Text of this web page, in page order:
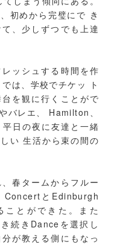
初めから完璧にで き
、少しずつでも上達
ッシュする時間を作
は、学校でチケッ ト
を観に行くことがで
バレエ、 Hamilton、
日の夜に友達と一緒
い 生活から束の間の
春タームからフルー
ConcertとEdinburgh
とができた。また
続きDanceを選択し
が教える側にもなっ